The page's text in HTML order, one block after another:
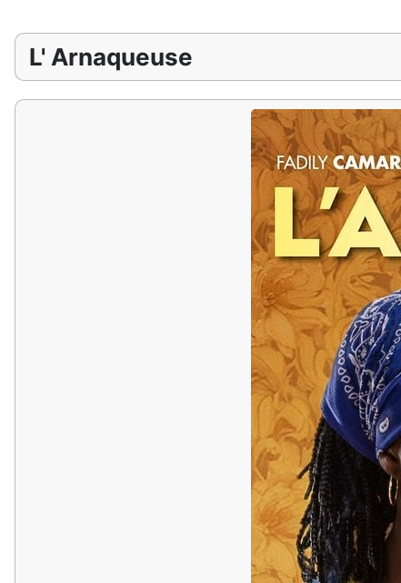
L' Arnaqueuse